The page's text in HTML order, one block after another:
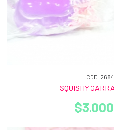
COD.
SQUISHY